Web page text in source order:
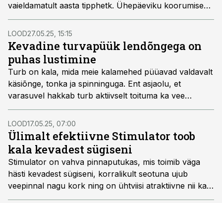
vaieldamatult aasta tipphetk. Ühepäeviku koorumise
ajal võtavad lendõnge kätte ka paljud spinningistid, sest
sel ajal pole landipüük kuigi tulemuslik, vähemalt
forellipüüki silmas pidades. Aga peale forelli on veel
mitmeid teisigi põnevaid püügikalu, kes seda putukat
väga isukalt söövad. Sellel korral räägimegi
ühepäevikutest.
LOOD27.05.25, 15:15
Kevadine turvapüük lendõngega on
puhas lustimine
Turb on kala, mida meie kalamehed püüavad valdavalt
käsiõnge, tonka ja spinninguga. Ent asjaolu, et
varasuvel hakkab turb aktiivselt toituma ka vee
pinnakihtidest ja pinnalt ning konksu otsa jäänuna
avaldab püüdjale visa ja jõulist vastupanu, teeb turvast
põneva püügiobjekti ka lendõngitsejatele. Kalastaja
uuris, mida on lendõngitsejale turvapüügi mõistes
pakkuda Lõuna-Eesti jõgedel.
LOOD17.05.25, 07:00
Ülimalt efektiivne Stimulator toob
kala kevadest sügiseni
Stimulator on vahva pinnaputukas, mis toimib väga
hästi kevadest sügiseni, korralikult seotuna ujub
veepinnal nagu kork ning on ühtviisi atraktiivne nii kala
kui ka kalamehe silmale. Kuna Stimulatoriga on